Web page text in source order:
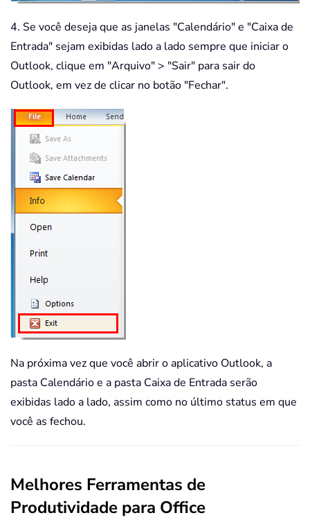
4. Se você deseja que as janelas "Calendário" e "Caixa de
Entrada" sejam exibidas lado a lado sempre que iniciar o
Outlook, clique em "Arquivo" > "Sair" para sair do
Outlook, em vez de clicar no botão "Fechar".
Na próxima vez que você abrir o aplicativo Outlook, a
pasta Calendário e a pasta Caixa de Entrada serão
exibidas lado a lado, assim como no último status em que
você as fechou.
Melhores Ferramentas de
Produtividade para Office